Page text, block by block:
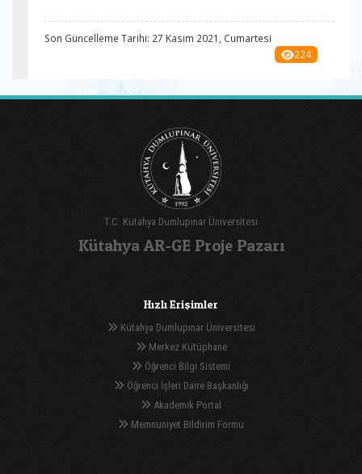
Son Güncelleme Tarihi: 27 Kasım 2021, Cumartesi
224
T.C. Kütahya Dumlupınar Üniversitesi
Kütahya AR-GE Proje Pazarı
Hızlı Erişimler
Kütahya Dumlupınar Üniversitesi
Merkez Kütüphane
Öğrenci Bilgi Sistemi
Öğrenci İşleri Daire Başkanlığı
Akademik Portal
Memnuniyet Bildirim Formu